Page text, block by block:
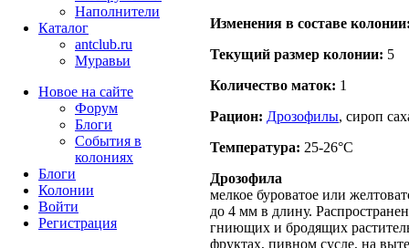
Изменения в составе
Текущий размер кoлонии: 5
Количество маток: 1
Рацион: Дрозофилы, сироп
Температура: 25-26°C
Дрозофила
мелкое буроватое или
до 4 мм в длину.
гниющих и бродящих
фруктах, пивном сусле, на
Наполнители
Каталог
antclub.ru
Муравьи
Новое на сайте
Форум
Блоги
События в
колониях
Блоги
Колонии
Войти
Peгиcтpaция